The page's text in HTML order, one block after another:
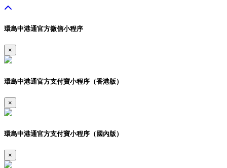
環島中港通官方微信小程序
×
環島中港通官方支付寶小程序（香港版）
×
環島中港通官方支付寶小程序（國內版）
×